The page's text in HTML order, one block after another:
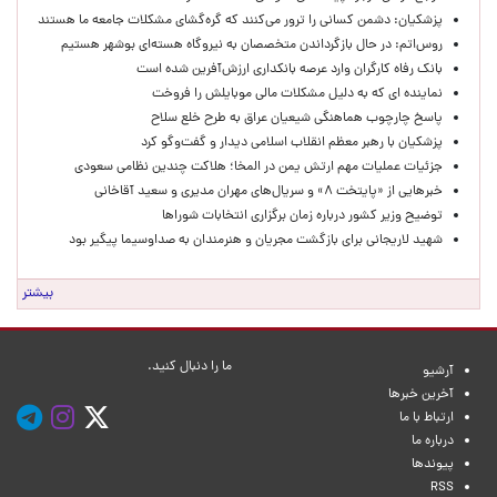
پزشکیان: دشمن کسانی را ترور می‌کنند که گره‌گشای مشکلات جامعه ما هستند
روس‌اتم: در حال بازگرداندن متخصصان به نیروگاه هسته‌ای بوشهر هستیم
بانک رفاه کارگران وارد عرصه بانکداری ارزش‌آفرین شده است
نماینده ای که به دلیل مشکلات مالی موبایلش را فروخت
پاسخ چارچوب هماهنگی شیعیان عراق به طرح خلع سلاح
پزشکیان با رهبر معظم انقلاب اسلامی دیدار و گفت‌وگو کرد
جزئیات عملیات مهم ارتش یمن در المخا؛ هلاکت چندین نظامی سعودی
خبرهایی از «پایتخت ۸» و سریال‌های مهران مدیری و سعید آقاخانی
توضیح وزیر کشور درباره زمان برگزاری انتخابات شوراها
شهید لاریجانی برای بازگشت مجریان و هنرمندان به صداوسیما پیگیر بود
بیشتر
آرشیو
آخرین خبرها
ارتباط با ما
درباره ما
پیوندها
RSS
ما را دنبال کنید.